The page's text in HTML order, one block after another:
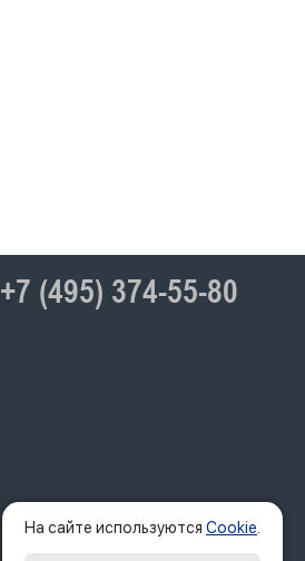
+7 (495) 374-55-80
На сайте используются Cookie